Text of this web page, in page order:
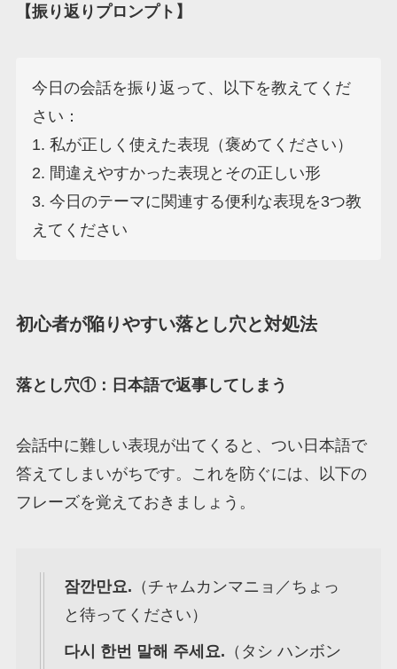
【振り返りプロンプト】
今日の会話を振り返って、以下を教えてくだ
さい：
1. 私が正しく使えた表現（褒めてください）
2. 間違えやすかった表現とその正しい形
3. 今日のテーマに関連する便利な表現を3つ教
えてください
初心者が陥りやすい落とし穴と対処法
落とし穴①：日本語で返事してしまう
会話中に難しい表現が出てくると、つい日本語で
答えてしまいがちです。これを防ぐには、以下の
フレーズを覚えておきましょう。
잠깐만요. （チャムカンマニョ／ちょっ
と待ってください）
다시 한번 말해 주세요. （タシ ハンボン